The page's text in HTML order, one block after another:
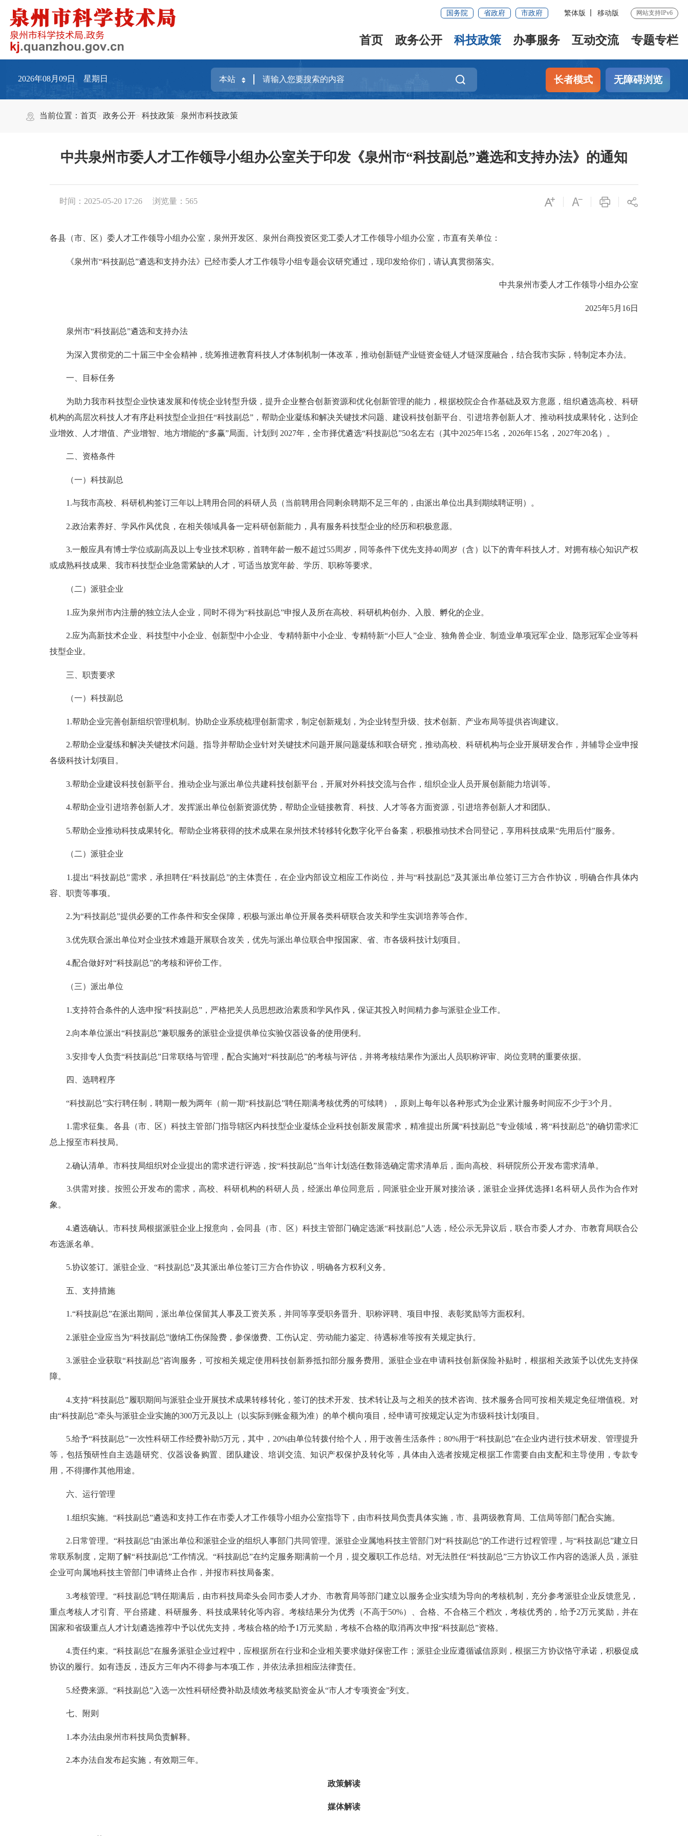
国务院 省政府 市政府 繁体版 移动版 网站支持IPv6
首页 政务公开 科技政策 办事服务 互动交流 专题专栏
2026年08月09日 星期日 长者模式 无障碍浏览
当前位置：首页 政务公开 科技政策 泉州市科技政策
中共泉州市委人才工作领导小组办公室关于印发《泉州市“科技副总”遴选和支持办法》的通知
时间：2025-05-20 17:26 浏览量： 565
各县（市、区）委人才工作领导小组办公室，泉州开发区、泉州台商投资区党工委人才工作领导小组办公室，市直有关单位：
《泉州市“科技副总”遴选和支持办法》已经市委人才工作领导小组专题会议研究通过，现印发给你们，请认真贯彻落实。
中共泉州市委人才工作领导小组办公室
2025年5月16日
泉州市“科技副总”遴选和支持办法
为深入贯彻党的二十届三中全会精神，统筹推进教育科技人才体制机制一体改革，推动创新链产业链资金链人才链深度融合，结合我市实际，特制定本办法。
一、目标任务
为助力我市科技型企业快速发展和传统企业转型升级，提升企业整合创新资源和优化创新管理的能力，根据校院企合作基础及双方意愿，组织遴选高校、科研
机构的高层次科技人才有序赴科技型企业担任“科技副总”，帮助企业凝练和解决关键技术问题、建设科技创新平台、引进培养创新人才、推动科技成果转化，达到企
业增效、人才增值、产业增智、地方增能的“多赢”局面。计划到 2027年，全市择优遴选“科技副总”50名左右（其中2025年15名，2026年15名，2027年20名）。
二、资格条件
（一）科技副总
1.与我市高校、科研机构签订三年以上聘用合同的科研人员（当前聘用合同剩余聘期不足三年的，由派出单位出具到期续聘证明）。
2.政治素养好、学风作风优良，在相关领域具备一定科研创新能力，具有服务科技型企业的经历和积极意愿。
3.一般应具有博士学位或副高及以上专业技术职称，首聘年龄一般不超过55周岁，同等条件下优先支持40周岁（含）以下的青年科技人才。对拥有核心知识产权
或成熟科技成果、我市科技型企业急需紧缺的人才，可适当放宽年龄、学历、职称等要求。
（二）派驻企业
1.应为泉州市内注册的独立法人企业，同时不得为“科技副总”申报人及所在高校、科研机构创办、入股、孵化的企业。
2.应为高新技术企业、科技型中小企业、创新型中小企业、专精特新中小企业、专精特新“小巨人”企业、独角兽企业、制造业单项冠军企业、隐形冠军企业等科
技型企业。
三、职责要求
（一）科技副总
1.帮助企业完善创新组织管理机制。协助企业系统梳理创新需求，制定创新规划，为企业转型升级、技术创新、产业布局等提供咨询建议。
2.帮助企业凝练和解决关键技术问题。指导并帮助企业针对关键技术问题开展问题凝练和联合研究，推动高校、科研机构与企业开展研发合作，并辅导企业申报
各级科技计划项目。
3.帮助企业建设科技创新平台。推动企业与派出单位共建科技创新平台，开展对外科技交流与合作，组织企业人员开展创新能力培训等。
4.帮助企业引进培养创新人才。发挥派出单位创新资源优势，帮助企业链接教育、科技、人才等各方面资源，引进培养创新人才和团队。
5.帮助企业推动科技成果转化。帮助企业将获得的技术成果在泉州技术转移转化数字化平台备案，积极推动技术合同登记，享用科技成果“先用后付”服务。
（二）派驻企业
1.提出“科技副总”需求，承担聘任“科技副总”的主体责任，在企业内部设立相应工作岗位，并与“科技副总”及其派出单位签订三方合作协议，明确合作具体内
容、职责等事项。
2.为“科技副总”提供必要的工作条件和安全保障，积极与派出单位开展各类科研联合攻关和学生实训培养等合作。
3.优先联合派出单位对企业技术难题开展联合攻关，优先与派出单位联合申报国家、省、市各级科技计划项目。
4.配合做好对“科技副总”的考核和评价工作。
（三）派出单位
1.支持符合条件的人选申报“科技副总”，严格把关人员思想政治素质和学风作风，保证其投入时间精力参与派驻企业工作。
2.向本单位派出“科技副总”兼职服务的派驻企业提供单位实验仪器设备的使用便利。
3.安排专人负责“科技副总”日常联络与管理，配合实施对“科技副总”的考核与评估，并将考核结果作为派出人员职称评审、岗位竞聘的重要依据。
四、选聘程序
“科技副总”实行聘任制，聘期一般为两年（前一期“科技副总”聘任期满考核优秀的可续聘），原则上每年以各种形式为企业累计服务时间应不少于3个月。
1.需求征集。各县（市、区）科技主管部门指导辖区内科技型企业凝练企业科技创新发展需求，精准提出所属“科技副总”专业领域，将“科技副总”的确切需求汇
总上报至市科技局。
2.确认清单。市科技局组织对企业提出的需求进行评选，按“科技副总”当年计划选任数筛选确定需求清单后，面向高校、科研院所公开发布需求清单。
3.供需对接。按照公开发布的需求，高校、科研机构的科研人员，经派出单位同意后，同派驻企业开展对接洽谈，派驻企业择优选择1名科研人员作为合作对
象。
4.遴选确认。市科技局根据派驻企业上报意向，会同县（市、区）科技主管部门确定选派“科技副总”人选，经公示无异议后，联合市委人才办、市教育局联合公
布选派名单。
5.协议签订。派驻企业、“科技副总”及其派出单位签订三方合作协议，明确各方权利义务。
五、支持措施
1.“科技副总”在派出期间，派出单位保留其人事及工资关系，并同等享受职务晋升、职称评聘、项目申报、表彰奖励等方面权利。
2.派驻企业应当为“科技副总”缴纳工伤保险费，参保缴费、工伤认定、劳动能力鉴定、待遇标准等按有关规定执行。
3.派驻企业获取“科技副总”咨询服务，可按相关规定使用科技创新券抵扣部分服务费用。派驻企业在申请科技创新保险补贴时，根据相关政策予以优先支持保
障。
4.支持“科技副总”履职期间与派驻企业开展技术成果转移转化，签订的技术开发、技术转让及与之相关的技术咨询、技术服务合同可按相关规定免征增值税。对
由“科技副总”牵头与派驻企业实施的300万元及以上（以实际到账金额为准）的单个横向项目，经申请可按规定认定为市级科技计划项目。
5.给予“科技副总”一次性科研工作经费补助5万元，其中，20%由单位转拨付给个人，用于改善生活条件；80%用于“科技副总”在企业内进行技术研发、管理提升
等，包括预研性自主选题研究、仪器设备购置、团队建设、培训交流、知识产权保护及转化等，具体由入选者按规定根据工作需要自由支配和主导使用，专款专
用，不得挪作其他用途。
六、运行管理
1.组织实施。“科技副总”遴选和支持工作在市委人才工作领导小组办公室指导下，由市科技局负责具体实施，市、县两级教育局、工信局等部门配合实施。
2.日常管理。“科技副总”由派出单位和派驻企业的组织人事部门共同管理。派驻企业属地科技主管部门对“科技副总”的工作进行过程管理，与“科技副总”建立日
常联系制度，定期了解“科技副总”工作情况。“科技副总”在约定服务期满前一个月，提交履职工作总结。对无法胜任“科技副总”三方协议工作内容的选派人员，派驻
企业可向属地科技主管部门申请终止合作，并报市科技局备案。
3.考核管理。“科技副总”聘任期满后，由市科技局牵头会同市委人才办、市教育局等部门建立以服务企业实绩为导向的考核机制，充分参考派驻企业反馈意见，
重点考核人才引育、平台搭建、科研服务、科技成果转化等内容。考核结果分为优秀（不高于50%）、合格、不合格三个档次，考核优秀的，给予2万元奖励，并在
国家和省级重点人才计划遴选推荐中予以优先支持，考核合格的给予1万元奖励，考核不合格的取消再次申报“科技副总”资格。
4.责任约束。“科技副总”在服务派驻企业过程中，应根据所在行业和企业相关要求做好保密工作；派驻企业应遵循诚信原则，根据三方协议恪守承诺，积极促成
协议的履行。如有违反，违反方三年内不得参与本项工作，并依法承担相应法律责任。
5.经费来源。“科技副总”入选一次性科研经费补助及绩效考核奖励资金从“市人才专项资金”列支。
七、附则
1.本办法由泉州市科技局负责解释。
2.本办法自发布起实施，有效期三年。
政策解读
媒体解读